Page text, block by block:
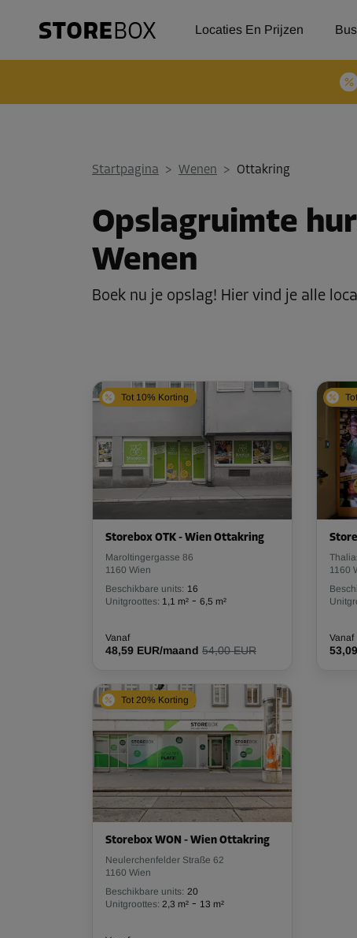
Locaties En Prijzen
Startpagina > Wenen > Ottakring
Opslagruimte
Wenen
Boek nu je opslag! Hier vind je alle
Tot 10% Korting
Storebox OTK - Wien Ottakring
Maroltingergasse 86
1160 Wien
Beschikbare units: 16
Unitgroottes: 1,1 m² - 6,5 m²
Vanaf
48,59 EUR/maand 54,00 EUR
1160
Vanaf
Tot 20% Korting
Storebox WON - Wien Ottakring
Neulerchenfelder Straße 62
1160 Wien
Beschikbare units: 20
Unitgroottes: 2,3 m² - 13 m²